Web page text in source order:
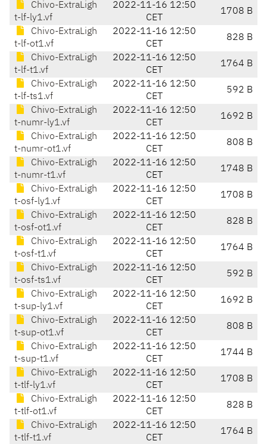
Chivo-ExtraLigh
t-lf-ly1.vf
2022-11-16 12:50
CET
1708 B
Chivo-ExtraLigh
t-lf-ot1.vf
2022-11-16 12:50
CET
828 B
Chivo-ExtraLigh
t-lf-t1.vf
2022-11-16 12:50
CET
1764 B
Chivo-ExtraLigh
t-lf-ts1.vf
2022-11-16 12:50
CET
592 B
Chivo-ExtraLigh
t-numr-ly1.vf
2022-11-16 12:50
CET
1692 B
Chivo-ExtraLigh
t-numr-ot1.vf
2022-11-16 12:50
CET
808 B
Chivo-ExtraLigh
t-numr-t1.vf
2022-11-16 12:50
CET
1748 B
Chivo-ExtraLigh
t-osf-ly1.vf
2022-11-16 12:50
CET
1708 B
Chivo-ExtraLigh
t-osf-ot1.vf
2022-11-16 12:50
CET
828 B
Chivo-ExtraLigh
t-osf-t1.vf
2022-11-16 12:50
CET
1764 B
Chivo-ExtraLigh
t-osf-ts1.vf
2022-11-16 12:50
CET
592 B
Chivo-ExtraLigh
t-sup-ly1.vf
2022-11-16 12:50
CET
1692 B
Chivo-ExtraLigh
t-sup-ot1.vf
2022-11-16 12:50
CET
808 B
Chivo-ExtraLigh
t-sup-t1.vf
2022-11-16 12:50
CET
1744 B
Chivo-ExtraLigh
t-tlf-ly1.vf
2022-11-16 12:50
CET
1708 B
Chivo-ExtraLigh
t-tlf-ot1.vf
2022-11-16 12:50
CET
828 B
Chivo-ExtraLigh
t-tlf-t1.vf
2022-11-16 12:50
CET
1764 B